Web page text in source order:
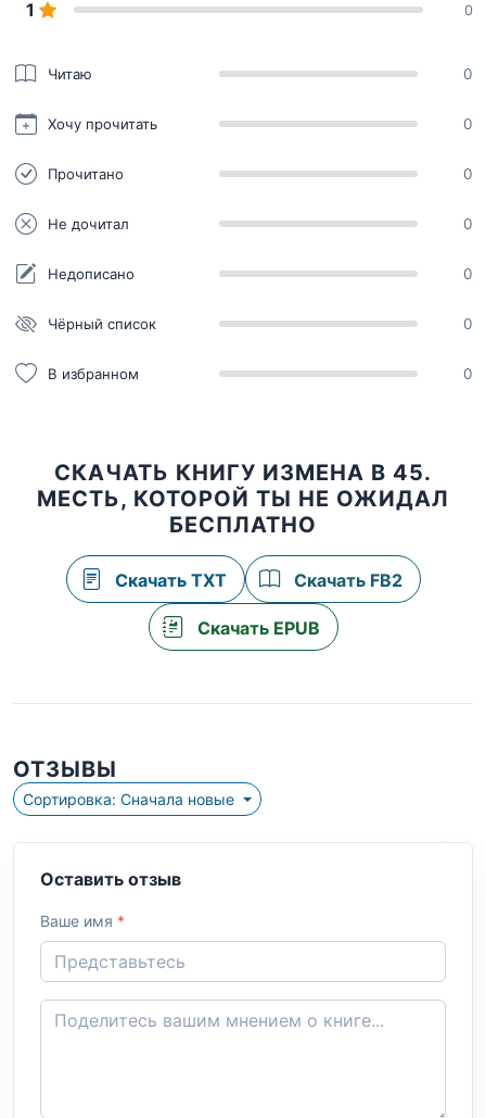
1 0
Читаю 0
Хочу прочитать 0
Прочитано 0
Не дочитал 0
Недописано 0
Чёрный список 0
В избранном 0
СКАЧАТЬ КНИГУ ИЗМЕНА В 45.
МЕСТЬ, КОТОРОЙ ТЫ НЕ ОЖИДАЛ
БЕСПЛАТНО
Скачать TXT Скачать FB2
Скачать EPUB
ОТЗЫВЫ
Сортировка: Сначала новые
Оставить отзыв
Ваше имя *